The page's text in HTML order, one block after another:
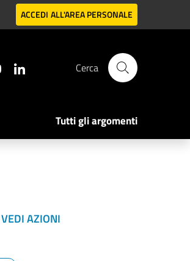
ACCEDI ALL'AREA PERSONALE
Cerca
Tutti gli argomenti
VEDI AZIONI